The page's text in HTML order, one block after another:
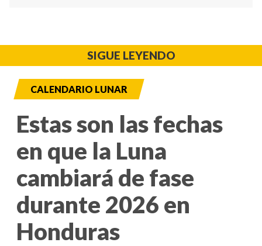
SIGUE LEYENDO
CALENDARIO LUNAR
Estas son las fechas
en que la Luna
cambiará de fase
durante 2026 en
Honduras